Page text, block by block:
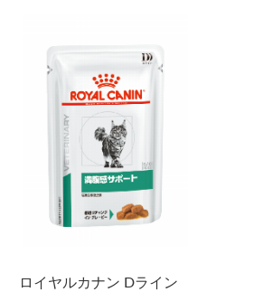
ロイヤルカナン Dライン